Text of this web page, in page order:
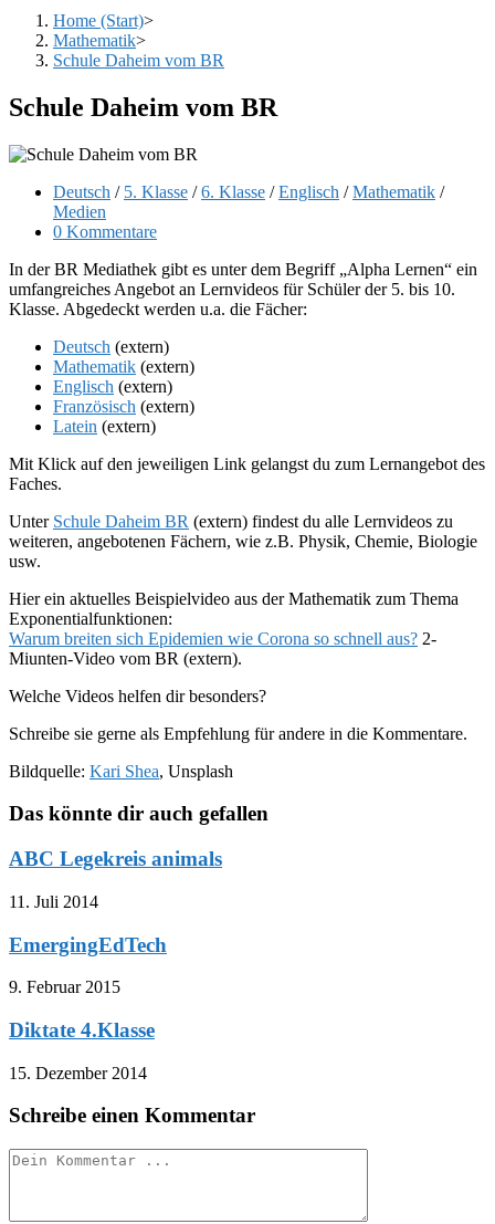
Home (Start)>
Mathematik>
Schule Daheim vom BR
Schule Daheim vom BR
Beitrags-
Kategorie:
Deutsch / 5. Klasse / 6. Klasse / Englisch / Mathematik /
Medien
Beitrags-
0 Kommentare
In der BR Mediathek gibt es unter dem Begriff „Alpha Lernen“ ein
umfangreiches Angebot an Lernvideos für Schüler der 5. bis 10.
Klasse. Abgedeckt werden u.a. die Fächer:
Deutsch (extern)
Mathematik (extern)
Englisch (extern)
Französisch (extern)
Latein (extern)
Mit Klick auf den jeweiligen Link gelangst du zum Lernangebot des
Faches.
Unter Schule Daheim BR (extern) findest du alle Lernvideos zu
weiteren, angebotenen Fächern, wie z.B. Physik, Chemie, Biologie
usw.
Hier ein aktuelles Beispielvideo aus der Mathematik zum Thema
Exponentialfunktionen:
Warum breiten sich Epidemien wie Corona so schnell aus? 2-
Miunten-Video vom BR (extern).
Welche Videos helfen dir besonders?
Schreibe sie gerne als Empfehlung für andere in die Kommentare.
Bildquelle: Kari Shea, Unsplash
Das könnte dir auch gefallen
ABC Legekreis animals
11. Juli 2014
EmergingEdTech
9. Februar 2015
Diktate 4.Klasse
15. Dezember 2014
Schreibe einen Kommentar
Kommentieren